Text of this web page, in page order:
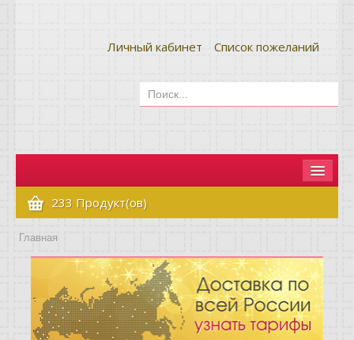
Личный кабинет Список пожеланий
Главная
Как сделать заказ
Оплата и доставка
Контакты
Вопрос-ответ
233 Продукт(ов)
Главная